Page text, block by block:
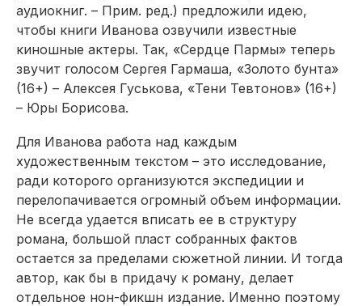
аудиокниг. – Прим. ред.) предложили идею,
чтобы книги Иванова озвучили известные
киношные актеры. Так, «Сердце Пармы» теперь
звучит голосом Сергея Гармаша, «Золото бунта»
(16+) – Алексея Гуськова, «Тени Тевтонов» (16+)
– Юры Борисова.
Для Иванова работа над каждым
художественным текстом – это исследование,
ради которого организуются экспедиции и
перелопачивается огромный объем информации.
Не всегда удается вписать ее в структуру
романа, большой пласт собранных фактов
остается за пределами сюжетной линии. И тогда
автор, как бы в придачу к роману, делает
отдельное нон-фикшн издание. Именно поэтому